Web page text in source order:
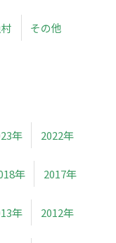
その他
年 2022年
年 2017年
年 2012年